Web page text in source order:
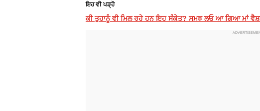
ਇਹ ਵੀ ਪੜ੍ਹੋ
ਕੀ ਤੁਹਾਨੂੰ ਵੀ ਮਿਲ ਰਹੇ ਹਨ ਇਹ ਸੰਕੇਤ? ਸਮਝ ਲਓ ਆ ਗਿਆ ਮਾਂ ਵੈਸ਼ਨੋ